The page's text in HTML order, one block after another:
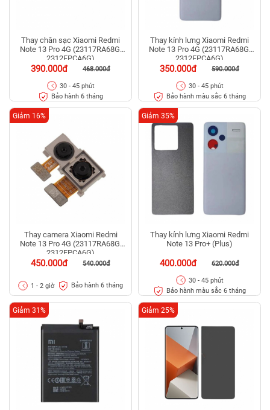
Thay chân sạc Xiaomi Redmi
Note 13 Pro 4G (23117RA68G,
2312FPCA6G)
390.000đ 468.000đ
30 - 45 phút
Bảo hành 6 tháng
Thay kính lưng Xiaomi Redmi
Note 13 Pro 4G (23117RA68G,
2312FPCA6G)
350.000đ 590.000đ
30 - 45 phút
Bảo hành màu sắc 6 tháng
Thay camera Xiaomi Redmi
Note 13 Pro 4G (23117RA68G,
2312FPCA6G)
450.000đ 540.000đ
Giảm 16%
1 - 2 giờ Bảo hành 6 tháng
Thay kính lưng Xiaomi Redmi
Note 13 Pro+ (Plus)
400.000đ 620.000đ
Giảm 35%
30 - 45 phút
Bảo hành màu sắc 6 tháng
Giảm 31% Giảm 25%